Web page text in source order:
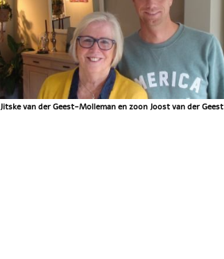
Jitske van der Geest-Molleman en zoon Joost van der Geest